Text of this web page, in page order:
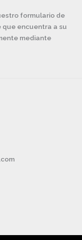
formulario de
encuentra a su
mediante